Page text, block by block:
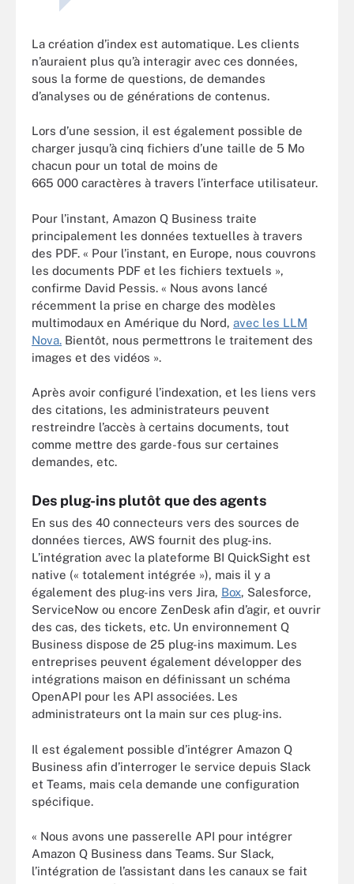
La création d’index est automatique. Les clients
n’auraient plus qu’à interagir avec ces données,
sous la forme de questions, de demandes
d’analyses ou de générations de contenus.
Lors d’une session, il est également possible de
charger jusqu’à cinq fichiers d’une taille de 5 Mo
chacun pour un total de moins de
665 000 caractères à travers l’interface utilisateur.
Pour l’instant, Amazon Q Business traite
principalement les données textuelles à travers
des PDF. « Pour l’instant, en Europe, nous couvrons
les documents PDF et les fichiers textuels »,
confirme David Pessis. « Nous avons lancé
récemment la prise en charge des modèles
multimodaux en Amérique du Nord, avec les LLM
Nova. Bientôt, nous permettrons le traitement des
images et des vidéos ».
Après avoir configuré l’indexation, et les liens vers
des citations, les administrateurs peuvent
restreindre l’accès à certains documents, tout
comme mettre des garde-fous sur certaines
demandes, etc.
Des plug-ins plutôt que des agents
En sus des 40 connecteurs vers des sources de
données tierces, AWS fournit des plug-ins.
L’intégration avec la plateforme BI QuickSight est
native (« totalement intégrée »), mais il y a
également des plug-ins vers Jira, Box, Salesforce,
ServiceNow ou encore ZenDesk afin d’agir, et ouvrir
des cas, des tickets, etc. Un environnement Q
Business dispose de 25 plug-ins maximum. Les
entreprises peuvent également développer des
intégrations maison en définissant un schéma
OpenAPI pour les API associées. Les
administrateurs ont la main sur ces plug-ins.
Il est également possible d’intégrer Amazon Q
Business afin d’interroger le service depuis Slack
et Teams, mais cela demande une configuration
spécifique.
« Nous avons une passerelle API pour intégrer
Amazon Q Business dans Teams. Sur Slack,
l’intégration de l’assistant dans les canaux se fait